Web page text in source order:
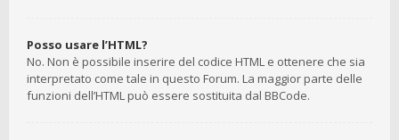
Posso usare l’HTML?
No. Non è possibile inserire del codice HTML e ottenere che sia
interpretato come tale in questo Forum. La maggior parte delle
funzioni dell’HTML può essere sostituita dal BBCode.